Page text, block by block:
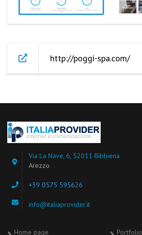
http://poggi-spa.com/
Via La Nave, 6, 52011 Bibbiena
Arezzo
+39 0575 595626
info@italiaprovider.it
Home page Portfolio